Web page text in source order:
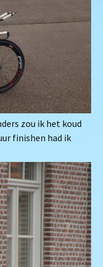
zou ik het koud
finishen had ik